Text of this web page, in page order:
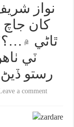
نواز
کان جاچ
ٿاڻي
ٽي
رستو
a comment